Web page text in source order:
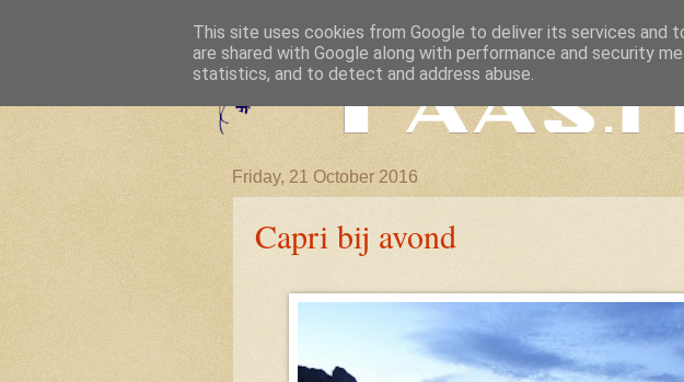
Friday, 21 October 2016
Capri bij avond
This site uses cookies from Google to deliver its services and
are shared with Google along with performance and security
statistics, and to detect and address abuse.